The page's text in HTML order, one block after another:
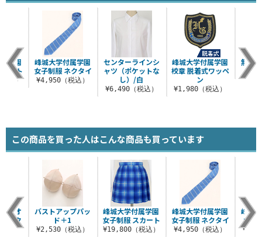
センターラインシ
ャツ（ポケットな
し）/白
¥6,490（税込）
峰城大学付属学園
校章 脱着式ワッペ
ン
¥1,980（税込）
無地
学園
ート
込）
峰城大学付属学園
女子制服 ネクタイ
¥4,950（税込）
この商品を買った人はこんな商品も買っています
峰城大学付属学園
女子制服 スカート
¥19,800（税込）
峰城大学付属学園
女子制服 ネクタイ
¥4,950（税込）
峰城
女子
グオ
ック
バストアップパッ
ド＋1
¥2,530（税込）